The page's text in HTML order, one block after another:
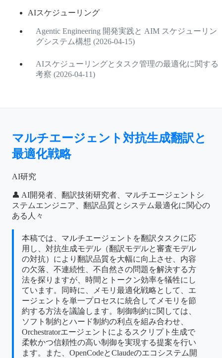
AIスケジューリング
Agentic Engineering 開発実践と AIM スケジューリン
グシステム構想 (2026-04-15)
AIスケジューリングとタスク管理の最適化に関する
考察 (2026-04-11)
マルチエージェント対抗生成翻訳と
最適化戦略
AI研究
👤 AI開発者、翻訳技術研究者、マルチエージェントシ
ステムエンジニア、翻訳品質とシステム最適化に関心の
ある人々
本稿では、マルチエージェントを翻訳タスクに応
用し、対抗生成モデル（翻訳モデルと審査モデル
の対抗）により翻訳品質を大幅に向上させ、内容
の欠落、不連続性、不自然さの問題を解決する方
法を探りますが、時間とトークン効率を犠牲にし
ています。同時に、メモリ最適化戦略として、エ
ージェントを単一プロセスに統合してメモリを節
約する方法を議論します。制御制約に関しては、
ソフト制約とハード制約の利点を組み合わせ、
Orchestratorエージェントによるスクリプト生成で
柔軟かつ信頼性の高い制御を実現する提案を行い
ます。また、OpenCodeとClaudeのエコシステム開